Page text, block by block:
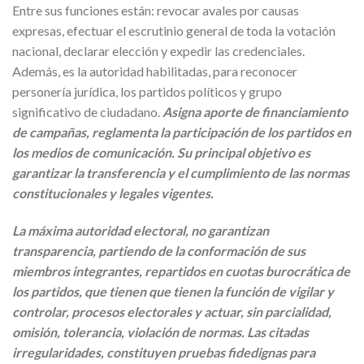
Entre sus funciones están: revocar avales por causas
expresas, efectuar el escrutinio general de toda la votación
nacional, declarar elección y expedir las credenciales.
Además, es la autoridad habilitadas, para reconocer
personería jurídica, los partidos políticos y grupo
significativo de ciudadano. Asigna aporte de financiamiento
de campañas, reglamenta la participación de los partidos en
los medios de comunicación. Su principal objetivo es
garantizar la transferencia y el cumplimiento de las normas
constitucionales y legales vigentes.
La máxima autoridad electoral, no garantizan
transparencia, partiendo de la conformación de sus
miembros integrantes, repartidos en cuotas burocrática de
los partidos, que tienen que tienen la función de vigilar y
controlar, procesos electorales y actuar, sin parcialidad,
omisión, tolerancia, violación de normas. Las citadas
irregularidades, constituyen pruebas fidedignas para